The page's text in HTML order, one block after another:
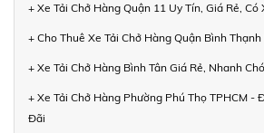
+ Xe Tải Chở Hàng Quận 11 Uy Tín, Giá Rẻ, Có
+ Cho Thuê Xe Tải Chở Hàng Quận Bình
+ Xe Tải Chở Hàng Bình Tân Giá Rẻ, Nhanh
+ Xe Tải Chở Hàng Phường Phú Thọ TPHCM -
Đãi